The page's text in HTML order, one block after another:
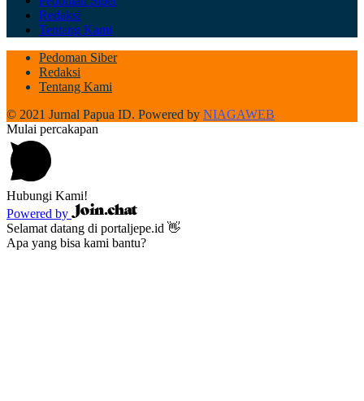
Redaksi
Tentang Kami
Pedoman Siber
Redaksi
Tentang Kami
© 2021 Jurnal Papua ID. Powered by NIAGAWEB
Mulai percakapan
Hubungi Kami!
Powered by
Selamat datang di portaljepe.id 👋
Apa yang bisa kami bantu?